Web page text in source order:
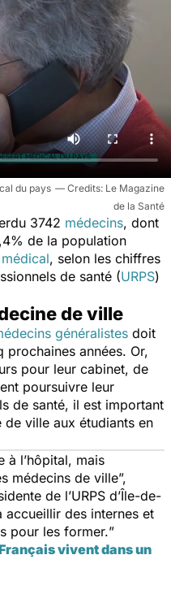
du pays
Le Magazine
de la Santé
3742 médecins, dont
de la population
, selon les chiffres
de santé (URPS)
de ville
généralistes doit
années. Or,
pour leur cabinet, de
poursuivre leur
de santé, il est important
ville aux étudiants en
à l’hôpital, mais
médecins de ville”,
de l’URPS d’Île-de-
accueillir des internes et
pour les former.”
vivent dans un